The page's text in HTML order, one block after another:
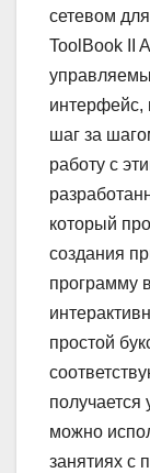
сетевом
ToolBook II
интерфейс,
шаг за
работу с
который
создания
программу
простой
получается
можно
занятиях с